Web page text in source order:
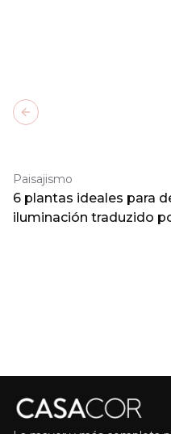
Paisajismo
6 plantas ideales para
iluminación traduzido
Previous slide